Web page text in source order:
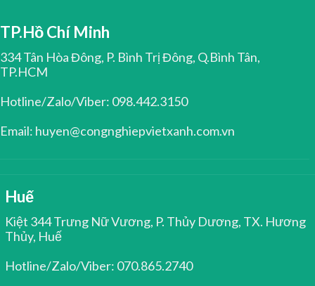
TP.Hồ Chí Minh
334 Tân Hòa Đông, P. Bình Trị Đông, Q.Bình Tân,
TP.HCM
Hotline/Zalo/Viber: 098.442.3150
Email: huyen@congnghiepvietxanh.com.vn
Huế
Kiệt 344 Trưng Nữ Vương, P. Thủy Dương, TX. Hương
Thủy, Huế
Hotline/Zalo/Viber: 070.865.2740